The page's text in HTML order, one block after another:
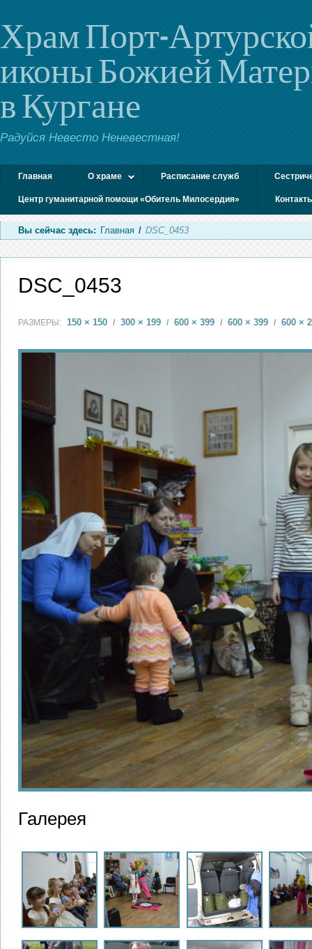
Храм Порт-
иконы Божией
в Кургане
Радуйся Невесто Неневестная!
Главная О храме Расписание служб
Центр гуманитарной помощи «Обитель Милосердия»
Вы сейчас здесь: Главная / DSC_0453
DSC_0453
РАЗМЕРЫ: 150 × 150 / 300 × 199 / 600 × 399 / 600 × 399 / 600 ×
Галерея